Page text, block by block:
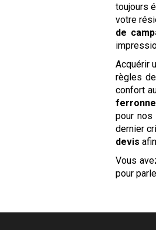
toujours
votre
de
Acquérir
règles
confort
pour nos
dernier
devis
Vous
pour